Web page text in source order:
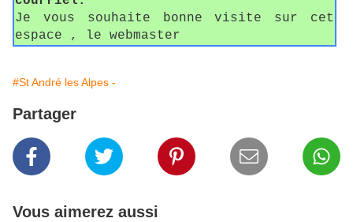
Je vous souhaite bonne visite sur cet
espace , le webmaster
#St André les Alpes -
Partager
Vous aimerez aussi